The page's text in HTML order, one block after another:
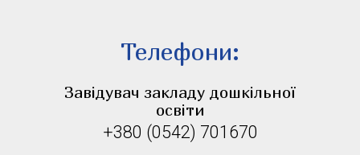
Телефони:
Завідувач закладу дошкільної
освіти
+380 (0542) 701670